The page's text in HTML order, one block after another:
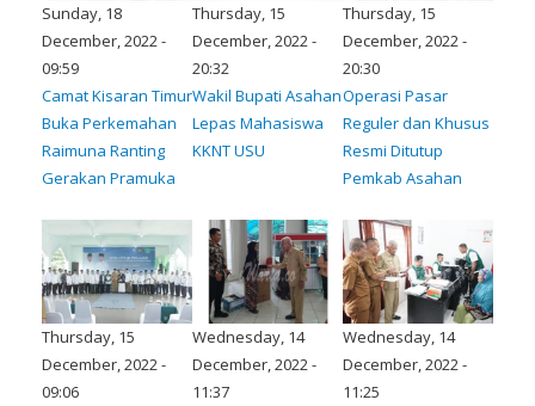
Sunday, 18
December, 2022 -
09:59
Camat Kisaran Timur
Buka Perkemahan
Raimuna Ranting
Gerakan Pramuka
Thursday, 15
December, 2022 -
20:32
Wakil Bupati Asahan
Lepas Mahasiswa
KKNT USU
Thursday, 15
December, 2022 -
20:30
Operasi Pasar
Reguler dan Khusus
Resmi Ditutup
Pemkab Asahan
Thursday, 15
December, 2022 -
09:06
Wednesday, 14
December, 2022 -
11:37
Wednesday, 14
December, 2022 -
11:25